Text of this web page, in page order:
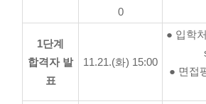
0
1단계
합격자 발
표
11.21.(화) 15:00
● 입학
● 면접